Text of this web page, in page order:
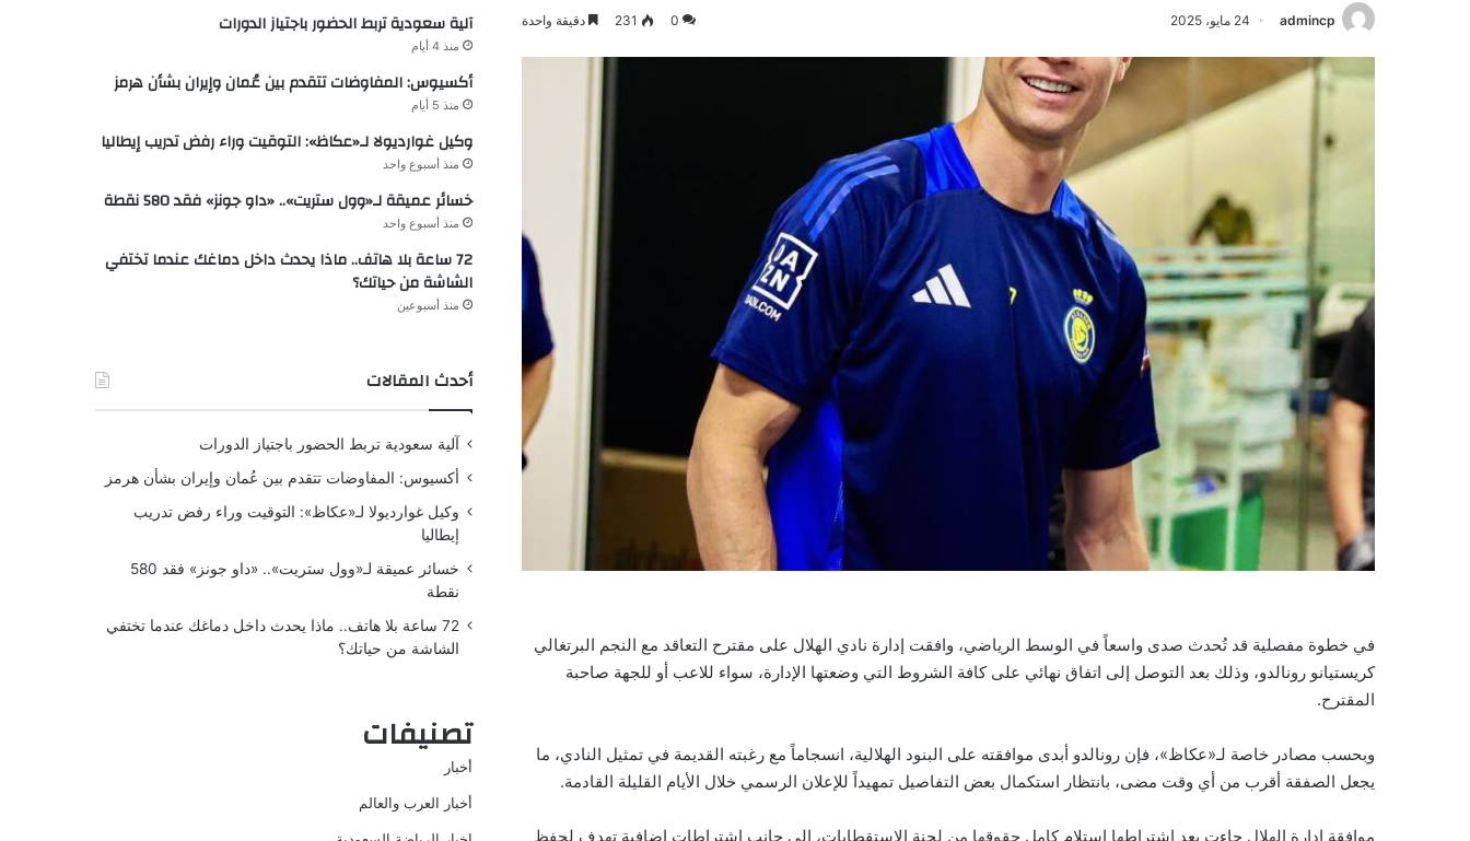
admincp 24 مايو، 2025 0
231 دقيقة واحدة
في خطوة مفصلية قد تُحدث صدى واسعاً في الوسط الرياضي، وافقت إدارة نادي الهلال على مقترح التعاقد مع النجم البرتغالي
كريستيانو رونالدو، وذلك بعد التوصل إلى اتفاق نهائي على كافة الشروط التي وضعتها الإدارة، سواء للاعب أو للجهة صاحبة
المقترح.
وبحسب مصادر خاصة لـ«عكاظ»، فإن رونالدو أبدى موافقته على البنود الهلالية، انسجاماً مع رغبته القديمة في تمثيل النادي، ما
يجعل الصفقة أقرب من أي وقت مضى، بانتظار استكمال بعض التفاصيل تمهيداً للإعلان الرسمي خلال الأيام القليلة القادمة.
موافقة إدارة الهلال جاءت بعد اشتراطها استلام كامل حقوقها من لجنة الاستقطابات، إلى جانب اشتراطات إضافية تهدف لحفظ
آلية سعودية تربط الحضور باجتياز الدورات
منذ 4 أيام
أكسيوس: المفاوضات تتقدم بين عُمان وإيران بشأن هرمز
منذ 5 أيام
وكيل غوارديولا لـ«عكاظ»: التوقيت وراء رفض تدريب إيطاليا
منذ أسبوع واحد
خسائر عميقة لـ«وول ستريت».. «داو جونز» فقد 580 نقطة
منذ أسبوع واحد
72 ساعة بلا هاتف.. ماذا يحدث داخل دماغك عندما تختفي
الشاشة من حياتك؟
منذ أسبوعين
أحدث المقالات
آلية سعودية تربط الحضور باجتياز الدورات
أكسيوس: المفاوضات تتقدم بين عُمان وإيران بشأن هرمز
وكيل غوارديولا لـ«عكاظ»: التوقيت وراء رفض تدريب
إيطاليا
خسائر عميقة لـ«وول ستريت».. «داو جونز» فقد 580
نقطة
72 ساعة بلا هاتف.. ماذا يحدث داخل دماغك عندما تختفي
الشاشة من حياتك؟
تصنيفات
أخبار
أخبار العرب والعالم